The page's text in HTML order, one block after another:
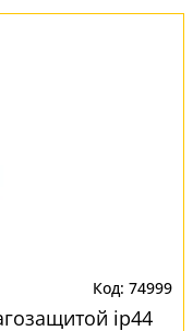
74999
ip44